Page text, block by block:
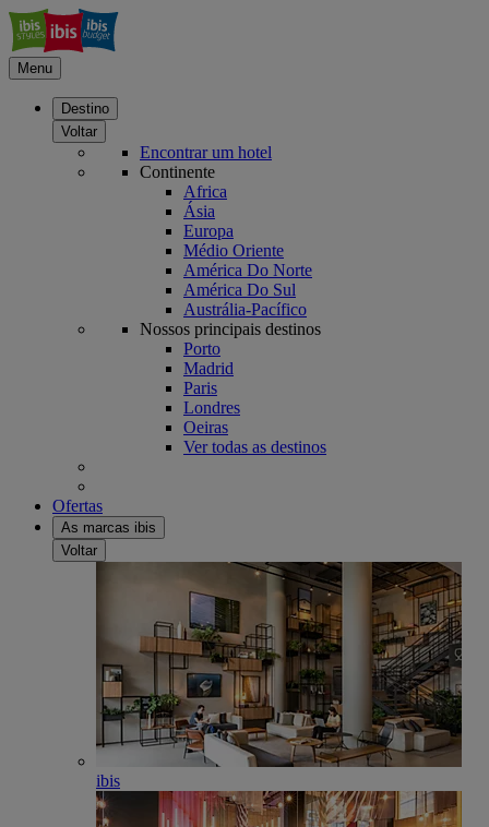
Menu
Destino
Voltar
Encontrar um hotel
Continente
Africa
Ásia
Europa
Médio Oriente
América Do Norte
América Do Sul
Austrália-Pacífico
Nossos principais destinos
Porto
Madrid
Paris
Londres
Oeiras
Ver todas as destinos
Ofertas
As marcas ibis
Voltar
ibis